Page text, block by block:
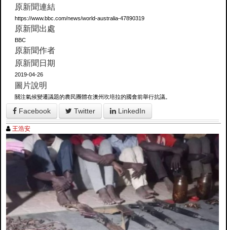
原新聞連結
https://www.bbc.com/news/world-australia-47890319
原新聞出處
BBC
原新聞作者
原新聞日期
2019-04-26
圖片說明
關注氣候變遷議題的農民團體在澳州坎培拉的國會前舉行抗議。
Facebook Twitter LinkedIn
王浩安